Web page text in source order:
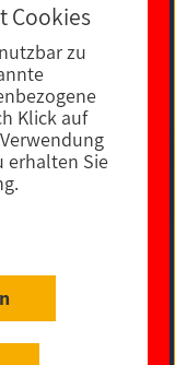
Cookies
zu
Klick auf
erhalten Sie